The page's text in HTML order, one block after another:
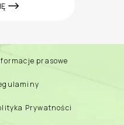
prasowe
Prywatności